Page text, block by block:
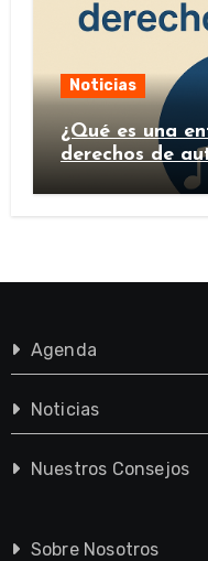
Noticias
¿Qué es una
derechos de
importante?
Agenda
Noticias
Nuestros Consejos
Sobre Nosotros